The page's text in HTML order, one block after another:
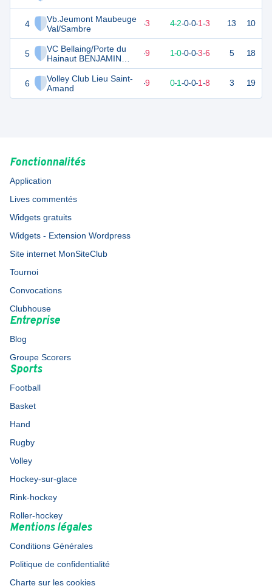
4
Vb.Jeumont Maubeuge
Val/Sambre
5
VC Bellaing/Porte du
Hainaut BENJAMIN
Féminines
6
Volley Club Lieu Saint-
Amand
14 10 -3 4-2-0-0-1-3 13 10
6 10 -9 1-0-0-0-3-6 5 18
-1 10 -9 0-1-0-0-1-8 3 19
Fonctionnalités
Application
Lives commentés
Widgets gratuits
Widgets - Extension Wordpress
Site internet MonSiteClub
Tournoi
Convocations
Clubhouse
Entreprise
Blog
Groupe Scorers
Sports
Football
Basket
Hand
Rugby
Volley
Hockey-sur-glace
Rink-hockey
Roller-hockey
Mentions légales
Conditions Générales
Politique de confidentialité
Charte sur les cookies